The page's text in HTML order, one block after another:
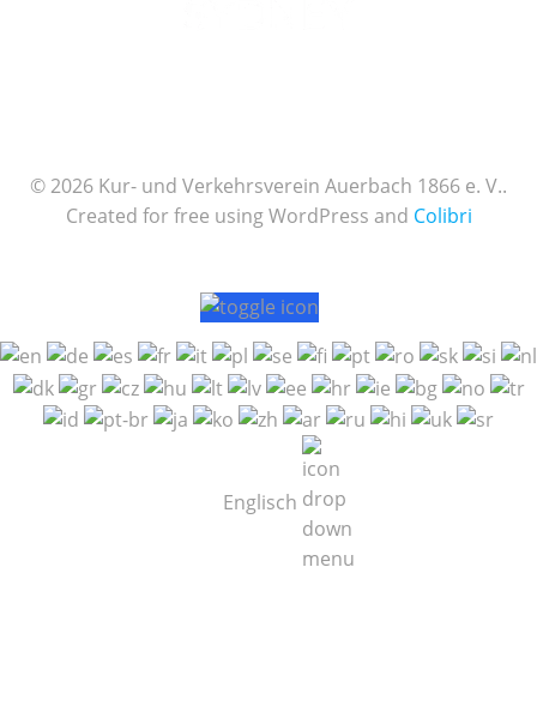
© 2026 Kur- und Verkehrsverein Auerbach 1866 e. V..
Created for free using WordPress and Colibri
Englisch